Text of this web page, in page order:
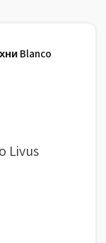
Blanco
Livus